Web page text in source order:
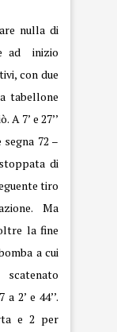
nulla di
ad inizio
con due
tabellone
7’ e 27’’
72 –
di
tiro
Ma
la fine
a cui
2’ e 44’’.
e 2 per